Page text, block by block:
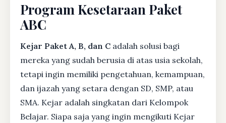
Program Kesetaraan Paket
ABC
Kejar Paket A, B, dan C adalah solusi bagi
mereka yang sudah berusia di atas usia sekolah,
tetapi ingin memiliki pengetahuan, kemampuan,
dan ijazah yang setara dengan SD, SMP, atau
SMA. Kejar adalah singkatan dari Kelompok
Belajar. Siapa saja yang ingin mengikuti Kejar